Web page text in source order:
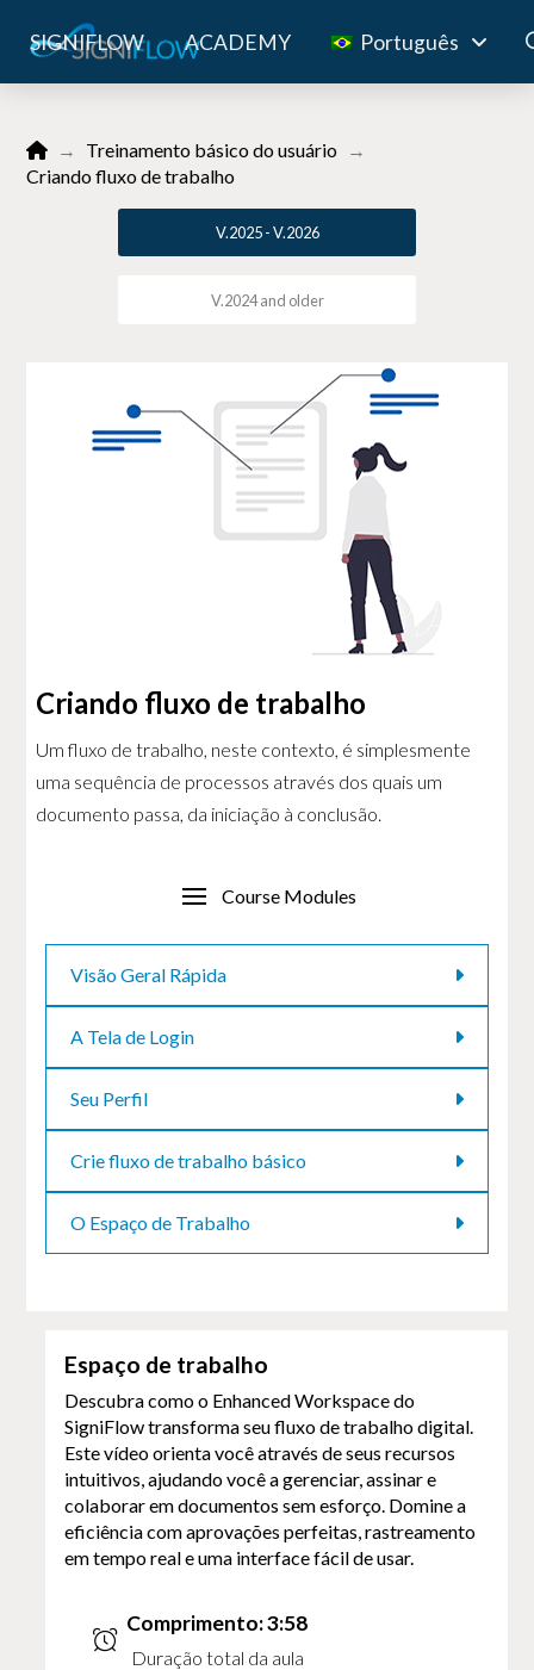
SIGNIFLOW ACADEMY Português
Home
→ Treinamento básico do usuário →
Criando fluxo de trabalho
V.2025 - V.2026
V.2024 and older
Criando fluxo de trabalho
Um fluxo de trabalho, neste contexto, é simplesmente
uma sequência de processos através dos quais um
documento passa, da iniciação à conclusão.
Course Modules
Visão Geral Rápida
A Tela de Login
Seu Perfil
Crie fluxo de trabalho básico
O Espaço de Trabalho
Espaço de trabalho
Descubra como o Enhanced Workspace do
SigniFlow transforma seu fluxo de trabalho digital.
Este vídeo orienta você através de seus recursos
intuitivos, ajudando você a gerenciar, assinar e
colaborar em documentos sem esforço. Domine a
eficiência com aprovações perfeitas, rastreamento
em tempo real e uma interface fácil de usar.
Comprimento: 3:58
Duração total da aula